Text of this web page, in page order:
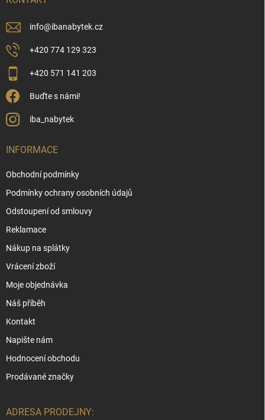
info@ibanabytek.cz
+420 774 129 323
+420 571 141 203
Buďte s námi!
iba_nabytek
INFORMACE
Obchodní podmínky
Podmínky ochrany osobních údajů
Odstoupení od smlouvy
Reklamace
Nákup na splátky
Vrácení zboží
Moje objednávka
Náš příběh
Kontakt
Napište nám
Hodnocení obchodu
Prodávané značky
ADRESA PRODEJNY: